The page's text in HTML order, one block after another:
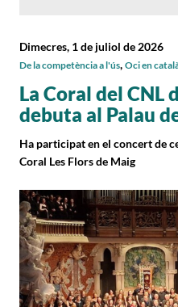
La Coral del CNL
debuta al Palau
Ha participat en el concert de
Coral Les Flors de Maig
Dimecres, 1 de juliol de 2026
De la competència a l'ús, Oci en